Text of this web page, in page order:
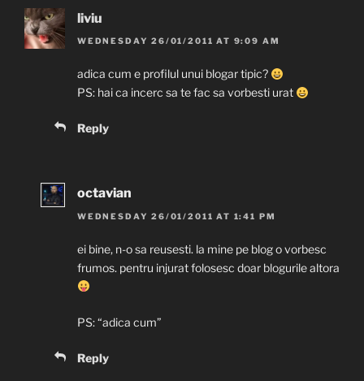
liviu
WEDNESDAY 26/01/2011 AT 9:09 AM
adica cum e profilul unui blogar tipic?
PS: hai ca incerc sa te fac sa vorbesti urat
Reply
octavian
WEDNESDAY 26/01/2011 AT 1:41 PM
ei bine, n-o sa reusesti. la mine pe blog o vorbesc
frumos. pentru injurat folosesc doar blogurile altora
PS: “adica cum”
Reply